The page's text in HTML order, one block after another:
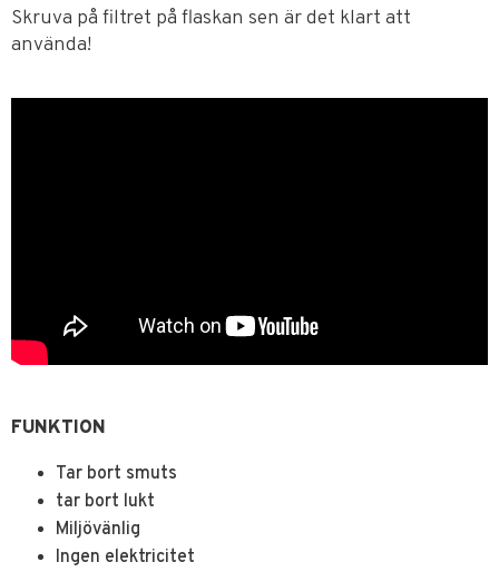
Skruva på filtret på flaskan sen är det klart att
använda!
FUNKTION
Tar bort smuts
tar bort lukt
Miljövänlig
Ingen elektricitet